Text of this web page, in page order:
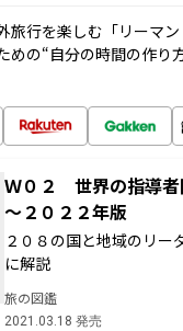
旅行を楽しむ「リーマン
めの“自分の時間の作り
Ｗ０２ 世界の指導
～２０２２年版
２０８の国と地域のリー
に解説
旅の図鑑
2021.03.18 発売